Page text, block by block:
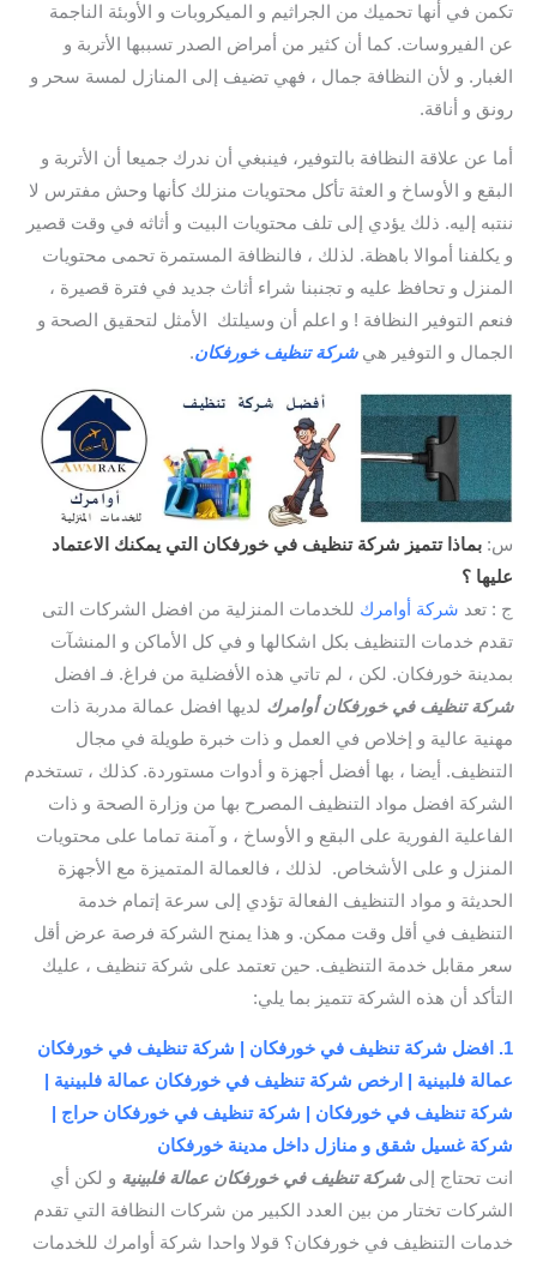
تكمن في أنها تحميك من الجراثيم و الميكروبات و الأوبئة الناجمة
عن الفيروسات. كما أن كثير من أمراض الصدر تسببها الأتربة و
الغبار. و لأن النظافة جمال ، فهي تضيف إلى المنازل لمسة سحر و
رونق و أناقة.
أما عن علاقة النظافة بالتوفير، فينبغي أن ندرك جميعا أن الأتربة و
البقع و الأوساخ و العثة تأكل محتويات منزلك كأنها وحش مفترس لا
ننتبه إليه. ذلك يؤدي إلى تلف محتويات البيت و أثاثه في وقت قصير
و يكلفنا أموالا باهظة. لذلك ، فالنظافة المستمرة تحمى محتويات
المنزل و تحافظ عليه و تجنبنا شراء أثاث جديد في فترة قصيرة ،
فنعم التوفير النظافة ! و اعلم أن وسيلتك الأمثل لتحقيق الصحة و
الجمال و التوفير هيشركة تنظيف خورفكان.
س: بماذا تتميز شركة تنظيف في خورفكان التي يمكنك الاعتماد
عليها ؟
ج : تعد شركة أوامرك للخدمات المنزلية من افضل الشركات التى
تقدم خدمات التنظيف بكل اشكالها و في كل الأماكن و المنشآت
بمدينة خورفكان. لكن ، لم تاتي هذه الأفضلية من فراغ. فـ افضل
شركة تنظيف في خورفكان أوامرك لديها افضل عمالة مدربة ذات
مهنية عالية و إخلاص في العمل و ذات خبرة طويلة في مجال
التنظيف. أيضا ، بها أفضل أجهزة و أدوات مستوردة. كذلك ، تستخدم
الشركة افضل مواد التنظيف المصرح بها من وزارة الصحة و ذات
الفاعلية الفورية على البقع و الأوساخ ، و آمنة تماما على محتويات
المنزل و على الأشخاص. لذلك ، فالعمالة المتميزة مع الأجهزة
الحديثة و مواد التنظيف الفعالة تؤدي إلى سرعة إتمام خدمة
التنظيف في أقل وقت ممكن. و هذا يمنح الشركة فرصة عرض أقل
سعر مقابل خدمة التنظيف. حين تعتمد على شركة تنظيف ، عليك
التأكد أن هذه الشركة تتميز بما يلي:
1. افضل شركة تنظيف في خورفكان | شركة تنظيف في خورفكان
عمالة فلبينية | ارخص شركة تنظيف في خورفكان عمالة فلبينية |
شركة تنظيف في خورفكان | شركة تنظيف في خورفكان حراج |
شركة غسيل شقق و منازل داخل مدينة خورفكان
انت تحتاج إلىشركة تنظيف في خورفكان عمالة فلبينية و لكن أي
الشركات تختار من بين العدد الكبير من شركات النظافة التي تقدم
خدمات التنظيف في خورفكان؟ قولا واحدا شركة أوامرك للخدمات